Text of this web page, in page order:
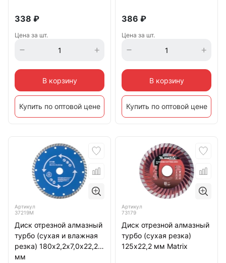
338 ₽
Цена за шт.
В корзину
Купить по оптовой цене
386 ₽
Цена за шт.
В корзину
Купить по оптовой цене
Артикул
37219М
Диск отрезной алмазный
турбо (сухая и влажная
резка) 180х2,2х7,0х22,2
мм
Артикул
73179
Диск отрезной алмазный
турбо (сухая резка)
125х22,2 мм Matrix